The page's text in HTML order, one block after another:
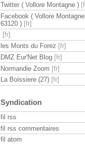
Twitter ( Vollore Montagne )
Facebook ( Vollore Montagne
63120 )
les Monts du Forez
DMZ Eur'Net Blog
Normandie Zoom
La Boissiere (27)
Syndication
fil rss
fil rss commentaires
fil atom